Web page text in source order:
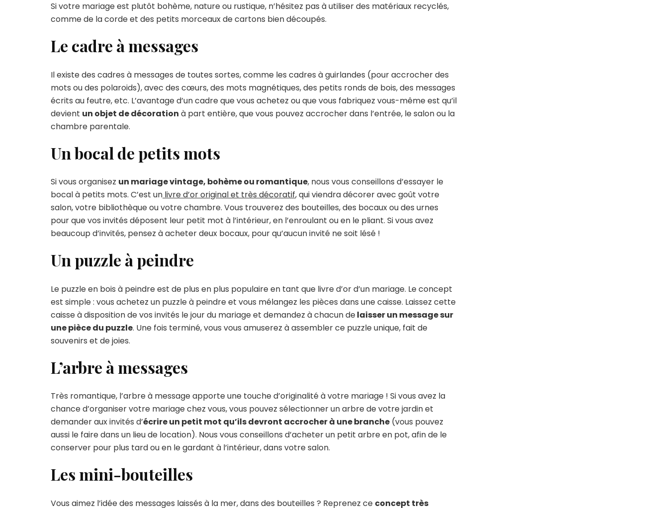
Si votre mariage est plutôt bohème, nature ou rustique, n’hésitez pas à utiliser des matériaux recyclés,
comme de la corde et des petits morceaux de cartons bien découpés.
Le cadre à messages
Il existe des cadres à messages de toutes sortes, comme les cadres à guirlandes (pour accrocher des
mots ou des polaroids), avec des cœurs, des mots magnétiques, des petits ronds de bois, des messages
écrits au feutre, etc. L’avantage d’un cadre que vous achetez ou que vous fabriquez vous-même est qu’il
devient un objet de décoration à part entière, que vous pouvez accrocher dans l’entrée, le salon ou la
chambre parentale.
Un bocal de petits mots
Si vous organisez un mariage vintage, bohème ou romantique, nous vous conseillons d’essayer le
bocal à petits mots. C’est un livre d’or original et très décoratif, qui viendra décorer avec goût votre
salon, votre bibliothèque ou votre chambre. Vous trouverez des bouteilles, des bocaux ou des urnes
pour que vos invités déposent leur petit mot à l’intérieur, en l’enroulant ou en le pliant. Si vous avez
beaucoup d’invités, pensez à acheter deux bocaux, pour qu’aucun invité ne soit lésé !
Un puzzle à peindre
Le puzzle en bois à peindre est de plus en plus populaire en tant que livre d’or d’un mariage. Le concept
est simple : vous achetez un puzzle à peindre et vous mélangez les pièces dans une caisse. Laissez cette
caisse à disposition de vos invités le jour du mariage et demandez à chacun delaisser un message sur
une pièce du puzzle. Une fois terminé, vous vous amuserez à assembler ce puzzle unique, fait de
souvenirs et de joies.
L’arbre à messages
Très romantique, l’arbre à message apporte une touche d’originalité à votre mariage ! Si vous avez la
chance d’organiser votre mariage chez vous, vous pouvez sélectionner un arbre de votre jardin et
demander aux invités d’écrire un petit mot qu’ils devront accrocher à une branche (vous pouvez
aussi le faire dans un lieu de location). Nous vous conseillons d’acheter un petit arbre en pot, afin de le
conserver pour plus tard ou en le gardant à l’intérieur, dans votre salon.
Les mini-bouteilles
Vous aimez l’idée des messages laissés à la mer, dans des bouteilles ? Reprenez ce concept très